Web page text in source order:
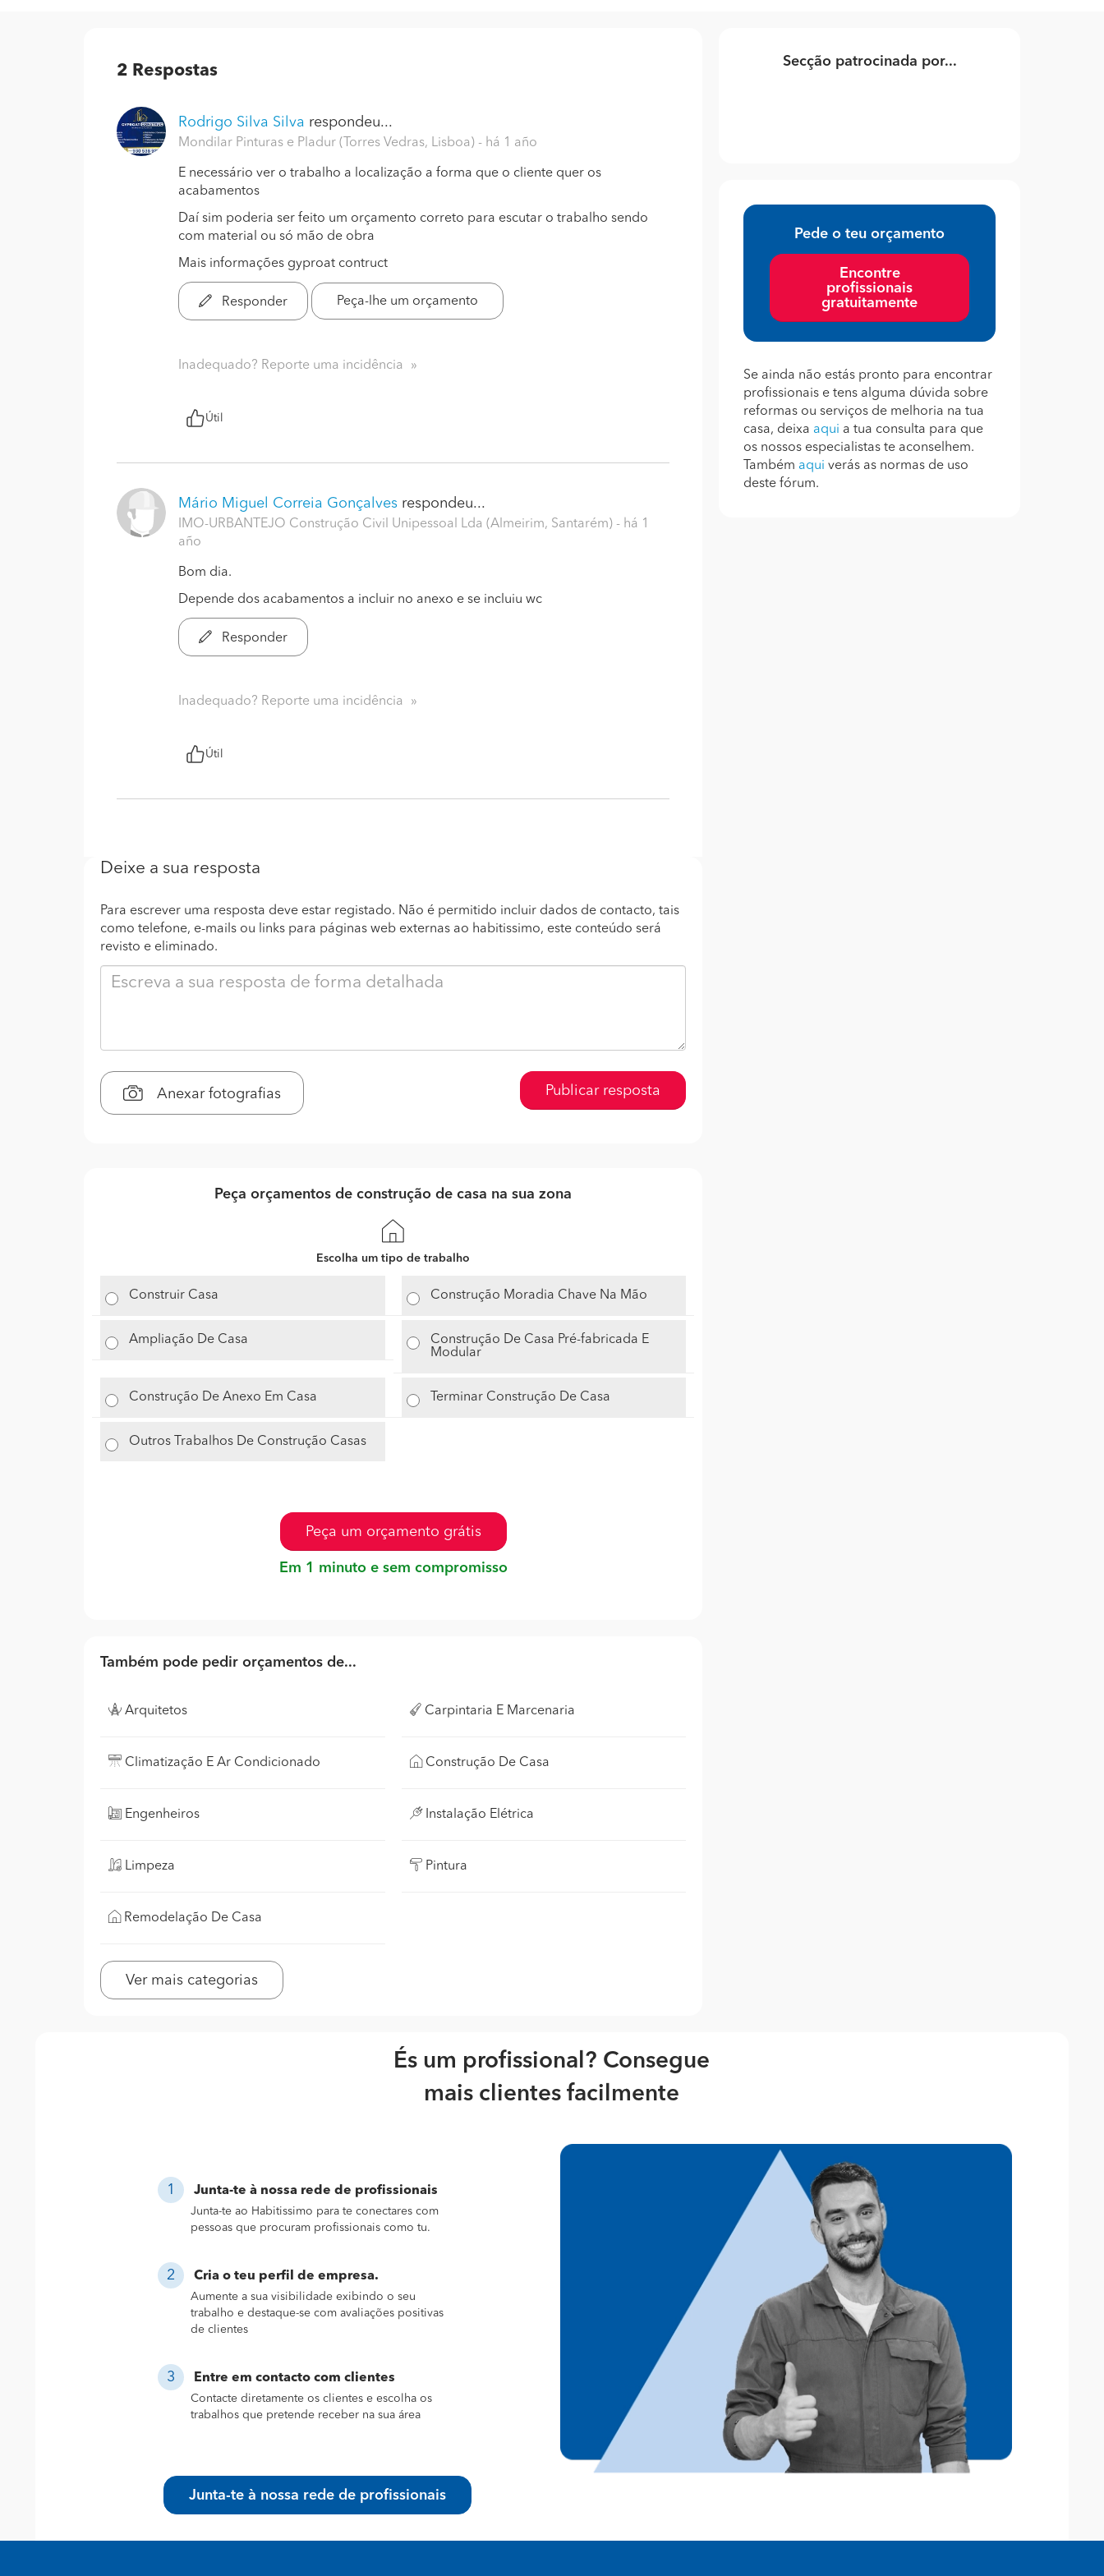
2 Respostas
Rodrigo Silva Silva respondeu...
Mondilar Pinturas e Pladur (Torres Vedras, Lisboa) - há 1 año
E necessário ver o trabalho a localização a forma que o cliente quer os
acabamentos
Daí sim poderia ser feito um orçamento correto para escutar o trabalho sendo
com material ou só mão de obra
Mais informações gyproat contruct
Responder Peça-lhe um orçamento
Inadequado? Reporte uma incidência
Útil
Mário Miguel Correia Gonçalves respondeu...
IMO-URBANTEJO Construção Civil Unipessoal Lda (Almeirim, Santarém) - há 1
año
Bom dia.
Depende dos acabamentos a incluir no anexo e se incluiu wc
Responder
Inadequado? Reporte uma incidência
Útil
Deixe a sua resposta
Para escrever uma resposta deve estar registado. Não é permitido incluir dados de contacto, tais
como telefone, e-mails ou links para páginas web externas ao habitissimo, este conteúdo será
revisto e eliminado.
Anexar fotografias Publicar resposta
Peça orçamentos de construção de casa na sua zona
Escolha um tipo de trabalho
Construir Casa Construção Moradia Chave Na Mão
Ampliação De Casa
Construção De Casa Pré-fabricada E
Modular
Construção De Anexo Em Casa Terminar Construção De Casa
Outros Trabalhos De Construção Casas
Peça um orçamento grátis
Em 1 minuto e sem compromisso
Também pode pedir orçamentos de...
Arquitetos Carpintaria E Marcenaria
Climatização E Ar Condicionado Construção De Casa
Engenheiros Instalação Elétrica
Limpeza Pintura
Remodelação De Casa
Ver mais categorias
Secção patrocinada por...
Pede o teu orçamento
Encontre
profissionais
gratuitamente
Se ainda não estás pronto para encontrar
profissionais e tens alguma dúvida sobre
reformas ou serviços de melhoria na tua
casa, deixa aqui a tua consulta para que
os nossos especialistas te aconselhem.
Também aqui verás as normas de uso
deste fórum.
És um profissional? Consegue
mais clientes facilmente
Junta-te à nossa rede de profissionais
Junta-te ao Habitissimo para te conectares com
pessoas que procuram profissionais como tu.
Cria o teu perfil de empresa.
Aumente a sua visibilidade exibindo o seu
trabalho e destaque-se com avaliações positivas
de clientes
Entre em contacto com clientes
Contacte diretamente os clientes e escolha os
trabalhos que pretende receber na sua área
Junta-te à nossa rede de profissionais